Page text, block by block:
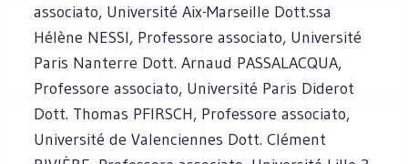
associato, Université Aix-Marseille Dott.ssa
Hélène NESSI, Professore associato, Université
Paris Nanterre Dott. Arnaud PASSALACQUA,
Professore associato, Université Paris Diderot
Dott. Thomas PFIRSCH, Professore associato,
Université de Valenciennes Dott. Clément